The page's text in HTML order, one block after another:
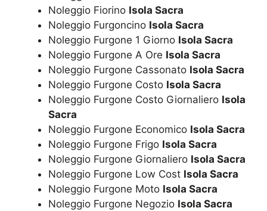
Noleggio Fiorino Isola Sacra
Noleggio Furgoncino Isola Sacra
Noleggio Furgone 1 Giorno Isola Sacra
Noleggio Furgone A Ore Isola Sacra
Noleggio Furgone Cassonato Isola Sacra
Noleggio Furgone Costo Isola Sacra
Noleggio Furgone Costo Giornaliero Isola
Sacra
Noleggio Furgone Economico Isola Sacra
Noleggio Furgone Frigo Isola Sacra
Noleggio Furgone Giornaliero Isola Sacra
Noleggio Furgone Low Cost Isola Sacra
Noleggio Furgone Moto Isola Sacra
Noleggio Furgone Negozio Isola Sacra